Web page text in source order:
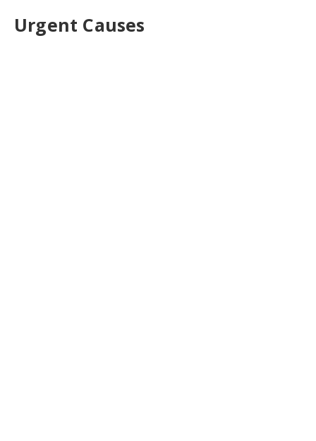
Urgent Causes